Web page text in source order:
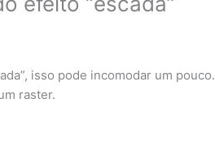
isso pode incomodar um pouco.
raster.